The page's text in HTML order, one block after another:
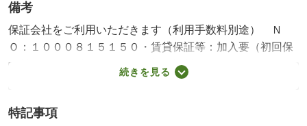
備考
保証会社をご利用いただきます（利用手数料別途） Ｎ
Ｏ：１０００８１５１５０・賃貸保証等：加入要（初回保
証料：月額賃料１００％ 更新保証料：１００００円
～）・バイク置場：なし・駐輪場：なし
続きを見る
特記事項